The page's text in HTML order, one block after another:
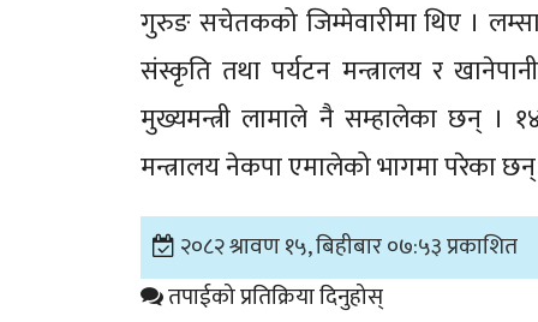
गुरुङ सचेतकको जिम्मेवारीमा थिए ।
संस्कृति तथा पर्यटन मन्त्रालय र
मुख्यमन्त्री लामाले नै सम्हालेका छन् ।
मन्त्रालय नेकपा एमालेको भागमा परेका
२०८२ श्रावण १५, बिहीबार ०७:५३ प्रकाशित
तपाईको प्रतिक्रिया दिनुहोस्